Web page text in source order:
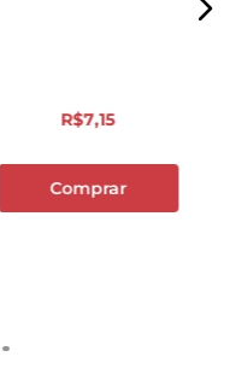
R$7,15
Comprar